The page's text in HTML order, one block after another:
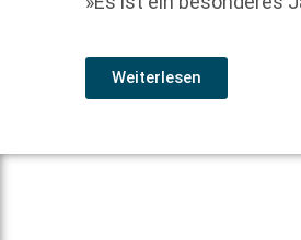
Weiterlesen